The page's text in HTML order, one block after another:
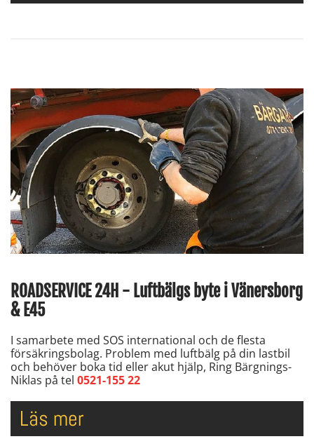
ROADSERVICE 24H - Luftbälgs byte i Vänersborg
& E45
I samarbete med SOS international och de flesta
försäkringsbolag. Problem med luftbälg på din lastbil
och behöver boka tid eller akut hjälp, Ring Bärgnings-
Niklas på tel 0521-155 22
Läs mer